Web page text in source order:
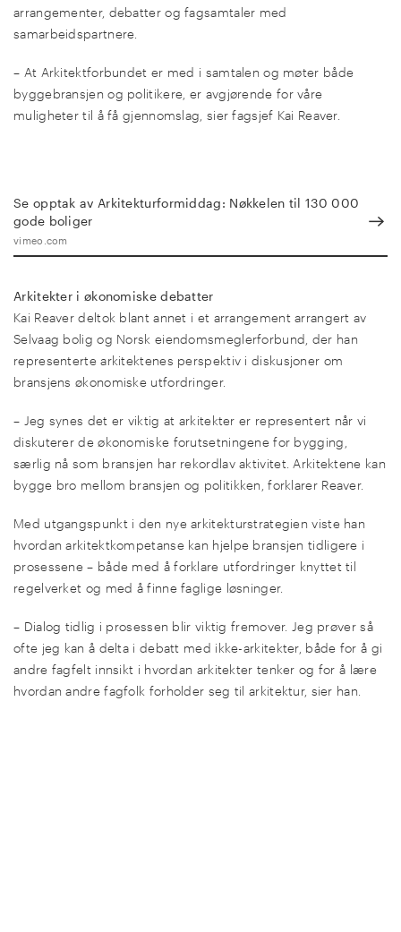
arrangementer, debatter og fagsamtaler med
samarbeidspartnere.
– At Arkitektforbundet er med i samtalen og møter både
byggebransjen og politikere, er avgjørende for våre
muligheter til å få gjennomslag, sier fagsjef Kai Reaver.
Se opptak av Arkitekturformiddag: Nøkkelen til 130 000
gode boliger
vimeo.com
Arkitekter i økonomiske debatter
Kai Reaver deltok blant annet i et arrangement arrangert av
Selvaag bolig og Norsk eiendomsmeglerforbund, der han
representerte arkitektenes perspektiv i diskusjoner om
bransjens økonomiske utfordringer.
– Jeg synes det er viktig at arkitekter er representert når vi
diskuterer de økonomiske forutsetningene for bygging,
særlig nå som bransjen har rekordlav aktivitet. Arkitektene kan
bygge bro mellom bransjen og politikken, forklarer Reaver.
Med utgangspunkt i den nye arkitekturstrategien viste han
hvordan arkitektkompetanse kan hjelpe bransjen tidligere i
prosessene – både med å forklare utfordringer knyttet til
regelverket og med å finne faglige løsninger.
– Dialog tidlig i prosessen blir viktig fremover. Jeg prøver så
ofte jeg kan å delta i debatt med ikke-arkitekter, både for å gi
andre fagfelt innsikt i hvordan arkitekter tenker og for å lære
hvordan andre fagfolk forholder seg til arkitektur, sier han.